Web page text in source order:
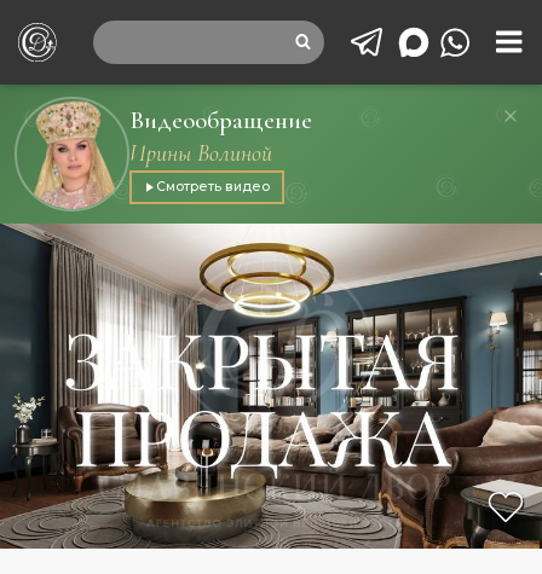
Видеообращение
Ирины Волиной
Смотреть видео